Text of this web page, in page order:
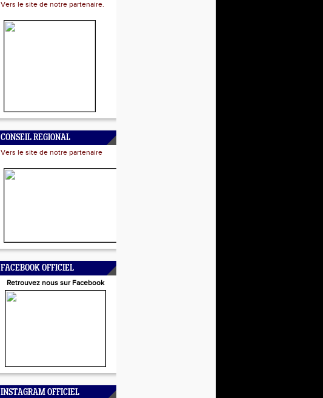
Vers le site de notre partenaire.
CONSEIL REGIONAL
Vers le site de notre partenaire
FACEBOOK OFFICIEL
Retrouvez nous sur Facebook
INSTAGRAM OFFICIEL